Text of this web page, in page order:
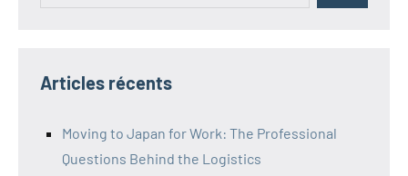
Articles récents
Moving to Japan for Work: The Professional
Questions Behind the Logistics